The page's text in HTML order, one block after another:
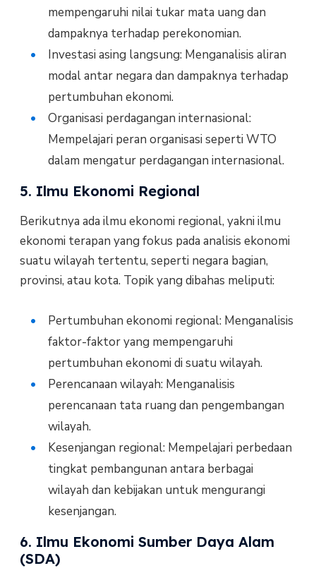
mempengaruhi nilai tukar mata uang dan
dampaknya terhadap perekonomian.
Investasi asing langsung: Menganalisis aliran
modal antar negara dan dampaknya terhadap
pertumbuhan ekonomi.
Organisasi perdagangan internasional:
Mempelajari peran organisasi seperti WTO
dalam mengatur perdagangan internasional.
5. Ilmu Ekonomi Regional
Berikutnya ada ilmu ekonomi regional, yakni ilmu
ekonomi terapan yang fokus pada analisis ekonomi
suatu wilayah tertentu, seperti negara bagian,
provinsi, atau kota. Topik yang dibahas meliputi:
Pertumbuhan ekonomi regional: Menganalisis
faktor-faktor yang mempengaruhi
pertumbuhan ekonomi di suatu wilayah.
Perencanaan wilayah: Menganalisis
perencanaan tata ruang dan pengembangan
wilayah.
Kesenjangan regional: Mempelajari perbedaan
tingkat pembangunan antara berbagai
wilayah dan kebijakan untuk mengurangi
kesenjangan.
6. Ilmu Ekonomi Sumber Daya Alam
(SDA)